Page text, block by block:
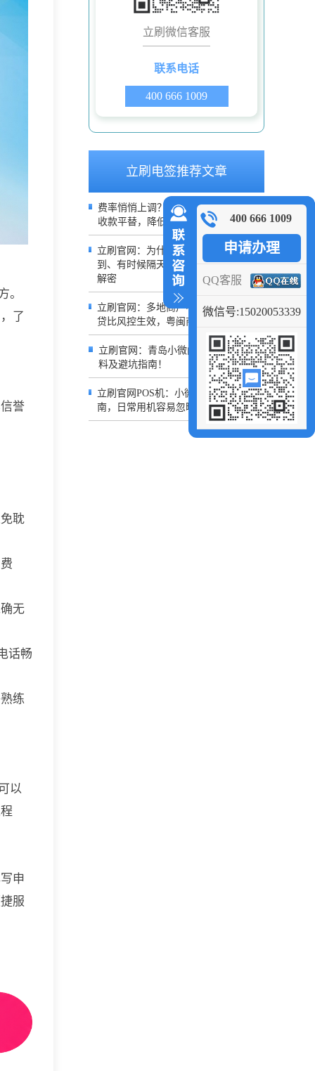
。
了
誉
耽
无
话畅
练
以
申
服
立刷微信客服
联系电话
400 666 1009
立刷电签推荐文章
费率悄悄上调？不用继续吃亏，0.38%
收款平替，降低日常经营成本
立刷官网：为什么你的POS有时候秒
到、有时候隔天到？2026到账规则深度
解密
立刷官网：多地商户中招！银盛POS借
贷比风控生效，粤闽商户交易受限
立刷官网：青岛小微门店办理POS机材
料及避坑指南！
立刷官网POS机：小微商户收单避坑指
南，日常用机容易忽略的风控细节
400 666 1009
申请办理
QQ客服
微信号:15020053339